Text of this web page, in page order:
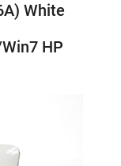
White
HP